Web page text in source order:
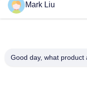
Abgeschrägte
Überraschen des
Ziegen-Haares
Luxuskünstler-
Mark Liu
Good day, what